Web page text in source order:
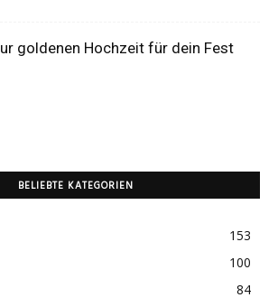
goldenen Hochzeit für dein Fest
BELIEBTE KATEGORIEN
153
100
84